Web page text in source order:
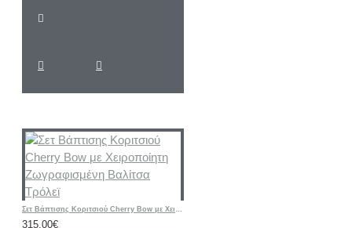
Σετ Βάπτισης Κοριτσιού Cherry Bow με Χειροποίητη Ζωγραφισμένη Βαλίτσα Τρόλεϊ
315,00€